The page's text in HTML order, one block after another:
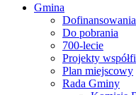
Gmina
Do pobrania
700-lecie
Projekty
Plan miejscowy
Rada Gminy